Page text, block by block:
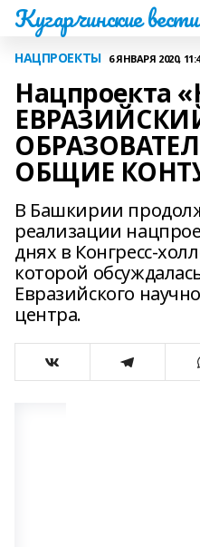
Кугарчинские вести
НАЦПРОЕКТЫ 6 ЯНВАРЯ 2020,
Нацпроекта
ОБЩИЕ
В Башкирии
реализации
днях в Конгресс-
которой
Евразийского
центра.